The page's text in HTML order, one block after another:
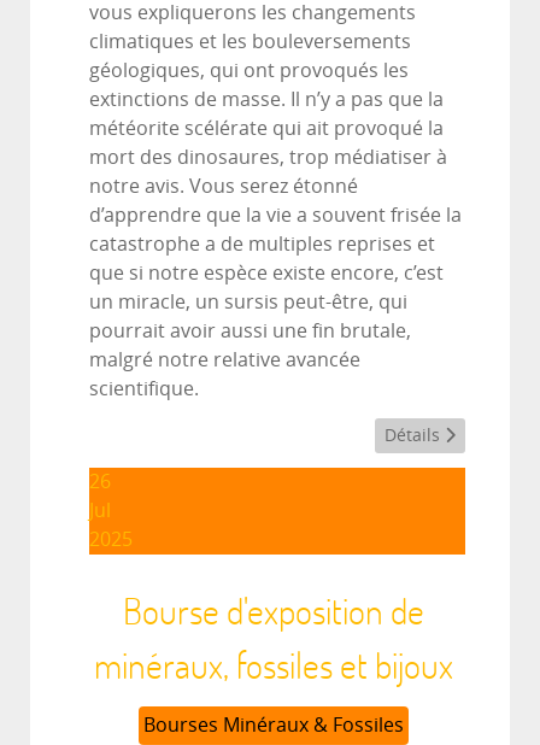
vous expliquerons les changements
climatiques et les bouleversements
géologiques, qui ont provoqués les
extinctions de masse. Il n’y a pas que la
météorite scélérate qui ait provoqué la
mort des dinosaures, trop médiatiser à
notre avis. Vous serez étonné
d’apprendre que la vie a souvent frisée la
catastrophe a de multiples reprises et
que si notre espèce existe encore, c’est
un miracle, un sursis peut-être, qui
pourrait avoir aussi une fin brutale,
malgré notre relative avancée
scientifique.
Détails
26
Jul
2025
Bourse d'exposition de
minéraux, fossiles et bijoux
Bourses Minéraux & Fossiles